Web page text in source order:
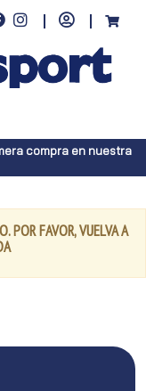
compra en nuestra
POR FAVOR, VUELVA A